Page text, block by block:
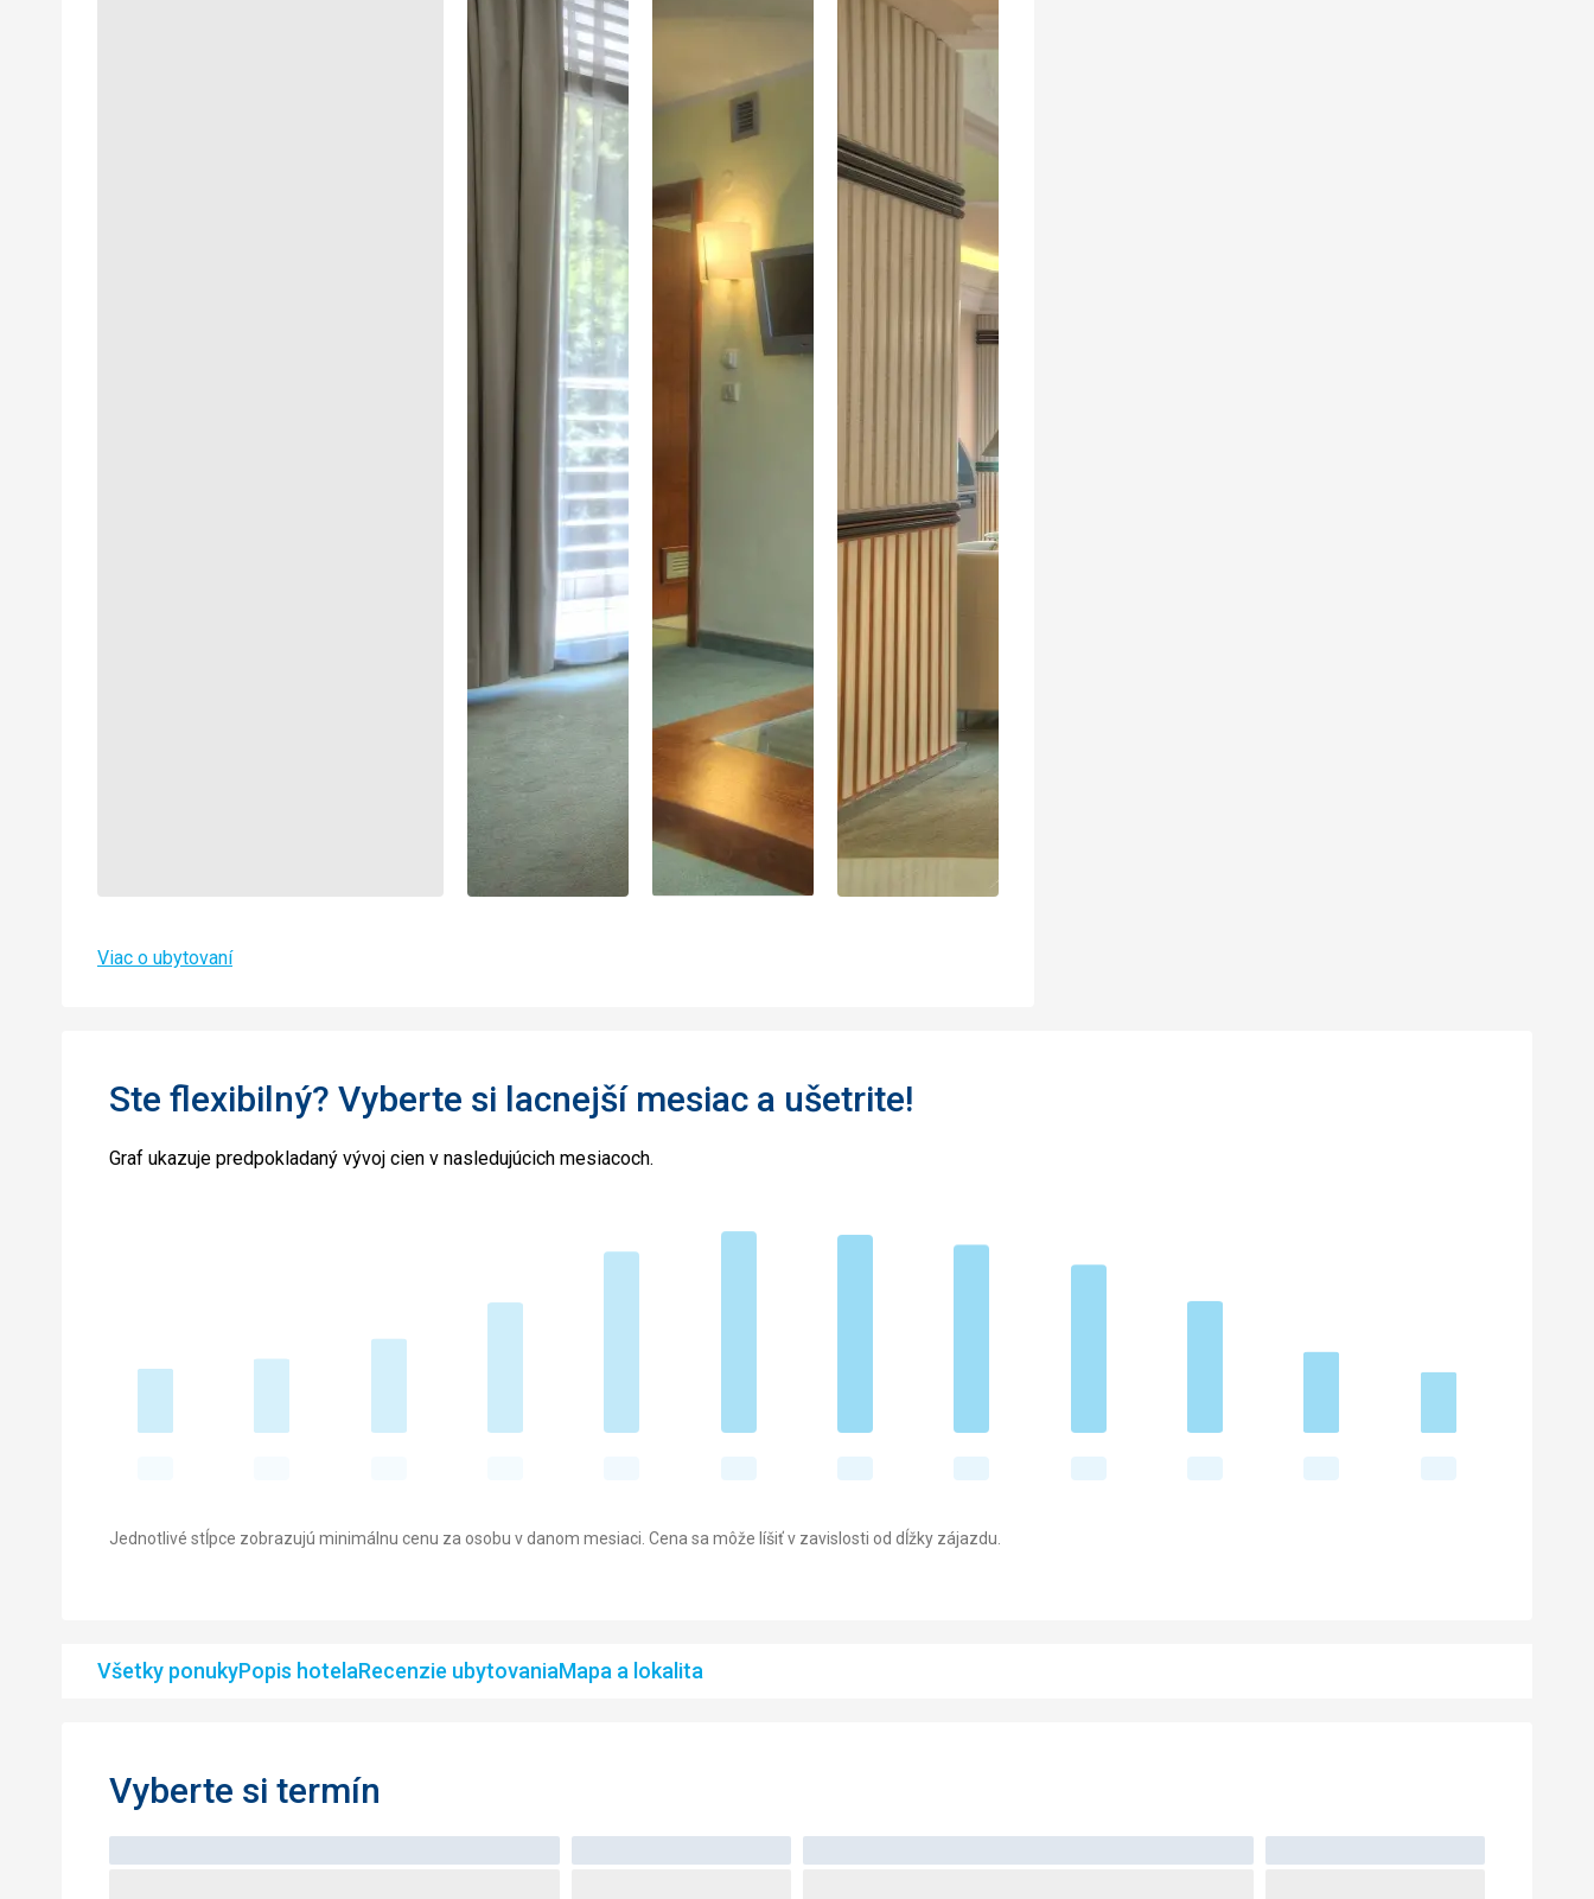
Viac o ubytovaní
Ste flexibilný? Vyberte si lacnejší mesiac a ušetrite!
Graf ukazuje predpokladaný vývoj cien v nasledujúcich mesiacoch.
Jednotlivé stĺpce zobrazujú minimálnu cenu za osobu v danom mesiaci. Cena sa môže líšiť v zavislosti od dĺžky zájazdu.
Všetky ponukyPopis hotelaRecenzie ubytovaniaMapa a lokalita
Vyberte si termín